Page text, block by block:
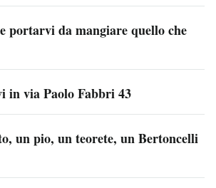
portarvi da mangiare quello che
in via Paolo Fabbri 43
un pio, un teorete, un Bertoncelli